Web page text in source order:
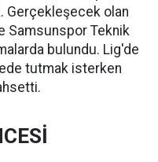
Gerçekleşecek olan
Samsunspor Teknik
bulundu. Lig'de
tutmak isterken